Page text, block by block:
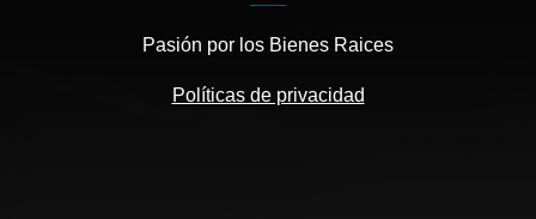
Pasión por los Bienes Raices
Políticas de privacidad